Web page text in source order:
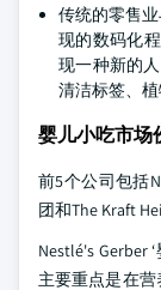
传统的零售
现的数码化
现一种新的
清洁标签、植
婴儿小吃市场
前5个公司包括
团和The Kraft
Nestlé's Gerber
主要重点是在